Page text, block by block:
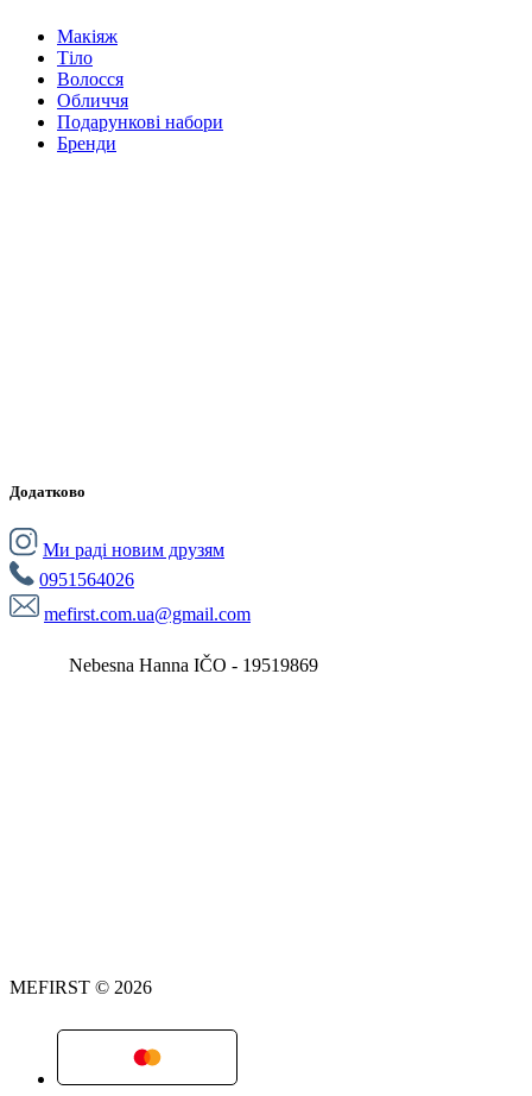
Макіяж
Тіло
Волосся
Обличчя
Подарункові набори
Бренди
Додатково
Ми раді новим друзям
0951564026
mefirst.com.ua@gmail.com
Nebesna Hanna IČO - 19519869
MEFIRST © 2026